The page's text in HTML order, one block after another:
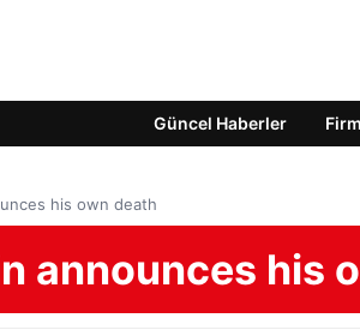
Güncel Haberler
his own death
announces his